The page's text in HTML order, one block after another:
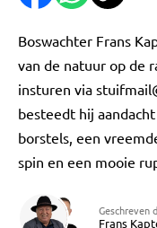
Boswachter Frans
van de natuur op de
insturen via
besteedt hij
borstels, een
spin en een mooie
Geschreven
Frans